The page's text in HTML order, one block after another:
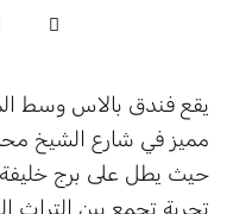
يقع فندق بالاس وسط
مميز في شارع الشيخ
حيث يطل على برج خليفة
تجربة تجمع بين التراث